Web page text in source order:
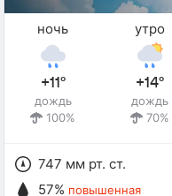
ночь
+11°
дождь
100%
утро
+14°
дождь
70%
747 мм рт. ст.
57% повышенная